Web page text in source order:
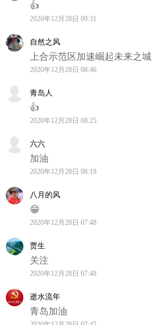
👍
2020年12月28日 09:31
自然之风
上合示范区加速崛起未来之城
2020年12月28日 08:46
青岛人
👍
2020年12月28日 08:25
六六
加油
2020年12月28日 08:19
八月的风
😁
2020年12月28日 07:48
贾生
关注
2020年12月28日 07:48
逝水流年
青岛加油